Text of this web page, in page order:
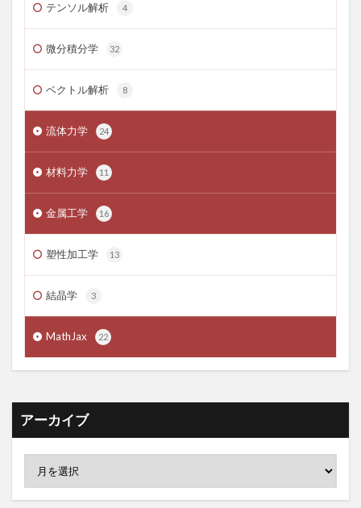
テンソル解析 4
微分積分学 32
ベクトル解析 8
流体力学 24
材料力学 11
金属工学 16
塑性加工学 13
結晶学 3
MathJax 22
アーカイブ